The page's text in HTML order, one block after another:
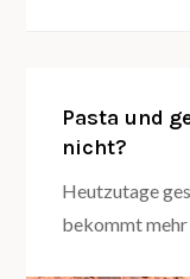
Pasta und
nicht?
Heutzutage
bekommt